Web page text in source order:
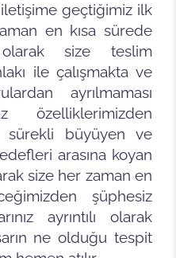
geçtiğimiz ilk
en kısa sürede
size teslim
ile çalışmakta ve
ayrılmaması
özelliklerimizden
sürekli büyüyen ve
arasına koyan
size her zaman en
şüphesiz
ayrıntılı olarak
ne olduğu tespit